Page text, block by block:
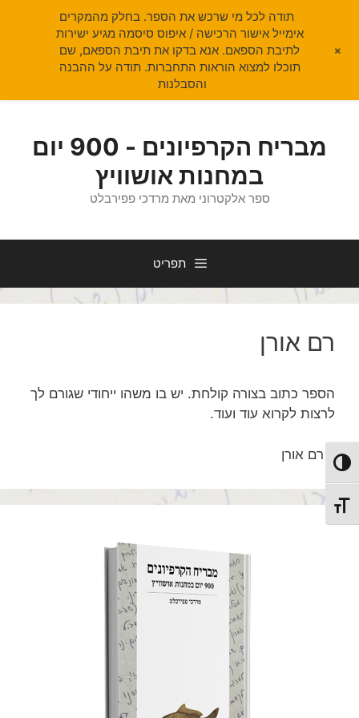
מתג ניגודיות גבוהה
מתג גודל גופן
מבריח הקרפיונים - 900 יום
במחנות אושוויץ
ספר אלקטרוני מאת מרדכי פפירבלט
תפריט
רם אורן
הספר כתוב בצורה קולחת. יש בו משהו ייחודי שגורם לך
לרצות לקרוא עוד ועוד.
רם אורן
תודה לכל מי שרכש את הספר. בחלק מהמקרים
אימייל אישור הרכישה / איפוס סיסמה מגיע ישירות
לתיבת הספאם. אנא בדקו את תיבת הספאם, שם
תוכלו למצוא הוראות התחברות. תודה על ההבנה
והסבלנות
+